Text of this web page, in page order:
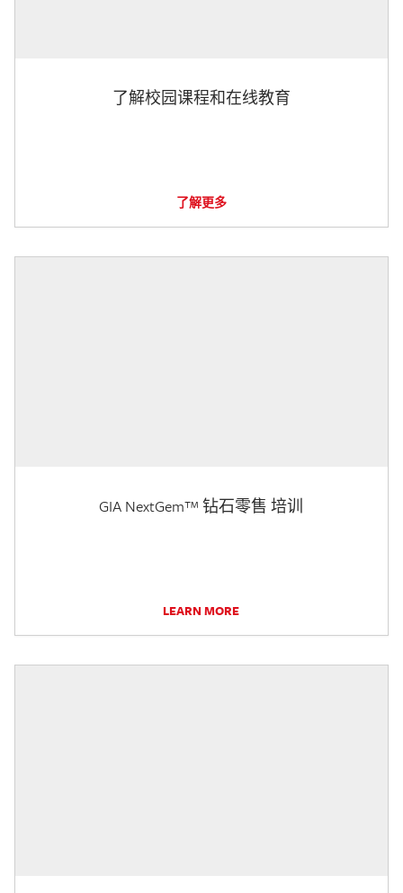
了解校园课程和在线教育
了解更多
GIA NextGem™ 钻石零售 培训
LEARN MORE